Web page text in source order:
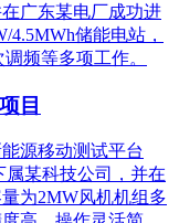
广东某电厂成功进
储能电站，
频等多项工作。
目
源移动测试平台
属某科技公司，并在
为2MW风机机组多